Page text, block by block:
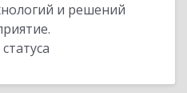
и решений